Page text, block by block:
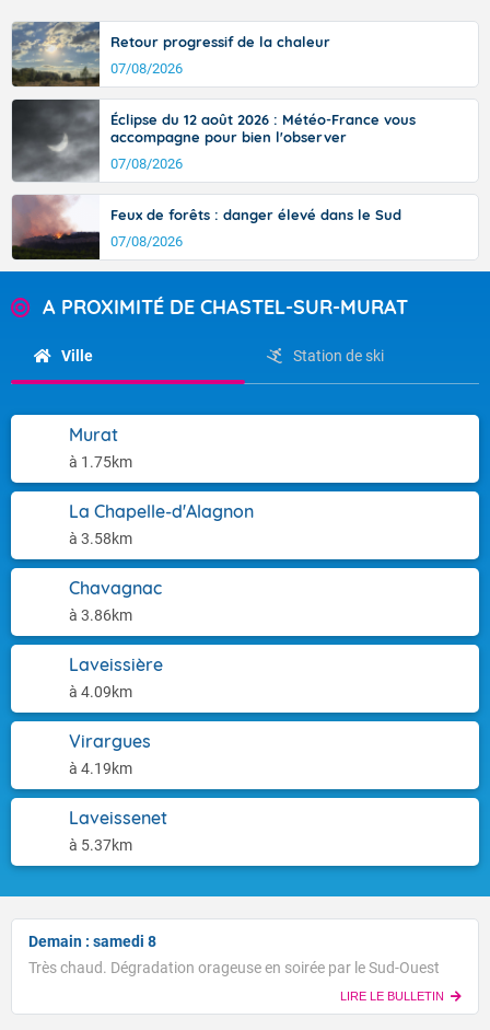
Retour progressif de la chaleur
07/08/2026
Éclipse du 12 août 2026 : Météo-France vous
accompagne pour bien l'observer
07/08/2026
Feux de forêts : danger élevé dans le Sud
07/08/2026
A PROXIMITÉ DE CHASTEL-SUR-MURAT
Ville Station de ski
Murat
à 1.75km
La Chapelle-d'Alagnon
à 3.58km
Chavagnac
à 3.86km
Laveissière
à 4.09km
Virargues
à 4.19km
Laveissenet
à 5.37km
Demain : samedi 8
Très chaud. Dégradation orageuse en soirée par le Sud-Ouest
LIRE LE BULLETIN